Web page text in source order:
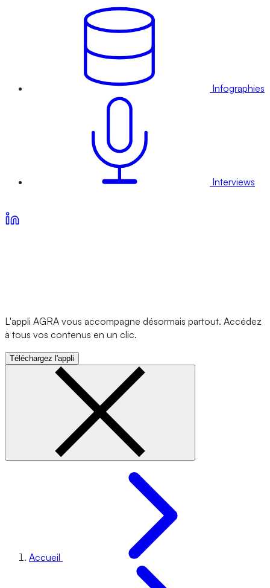
Infographies
Interviews
L'appli AGRA vous accompagne désormais partout. Accédez
à tous vos contenus en un clic.
Téléchargez l'appli
Accueil